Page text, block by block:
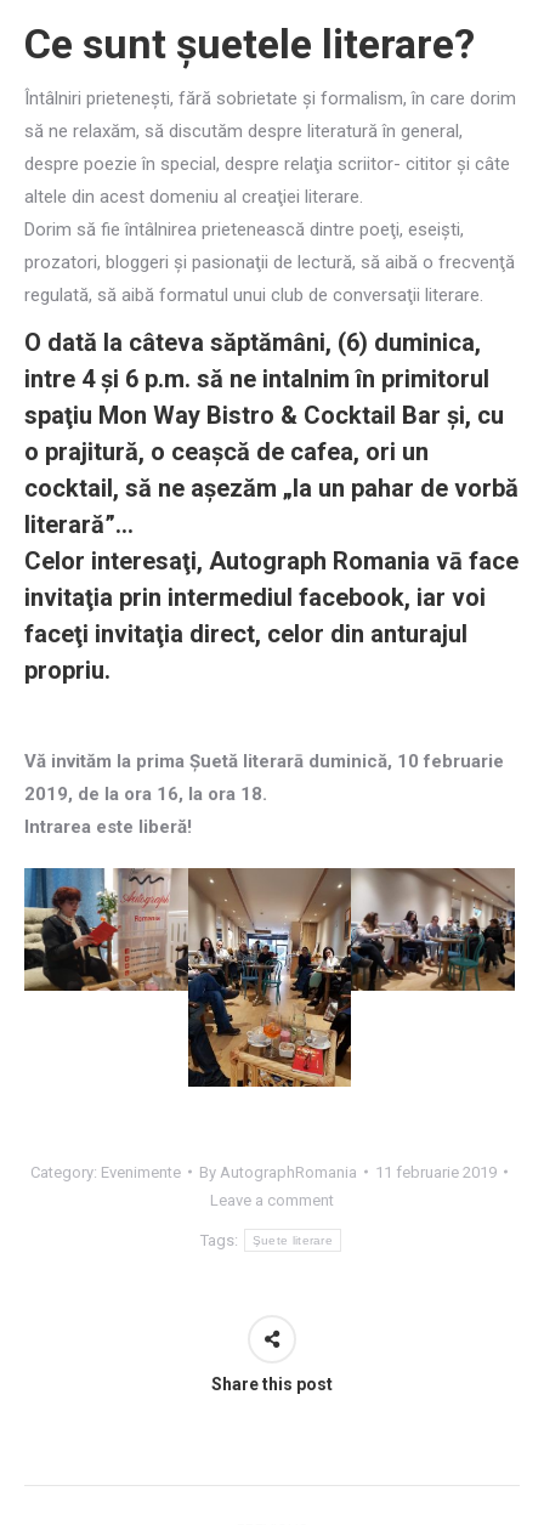
Ce sunt şuetele literare?
Întâlniri prieteneşti, fără sobrietate şi formalism, în care dorim
să ne relaxăm, să discutăm despre literatură în general,
despre poezie în special, despre relaţia scriitor- cititor şi câte
altele din acest domeniu al creaţiei literare.
Dorim să fie întâlnirea prietenească dintre poeţi, eseişti,
prozatori, bloggeri şi pasionaţii de lectură, să aibă o frecvenţă
regulată, să aibă formatul unui club de conversaţii literare.
O dată la câteva săptămâni, (6) duminica,
intre 4 şi 6 p.m. să ne intalnim în primitorul
spaţiu Mon Way Bistro & Cocktail Bar şi, cu
o prajitură, o ceaşcă de cafea, ori un
cocktail, să ne aşezăm „la un pahar de vorbă
literară”…
Celor interesaţi, Autograph Romania vā face
invitaţia prin intermediul facebook, iar voi
faceţi invitaţia direct, celor din anturajul
propriu.
Vă invităm la prima Şuetă literarā duminică, 10 februarie
2019, de la ora 16, la ora 18.
Intrarea este liberă!
Category: Evenimente By AutographRomania
11 februarie 2019
Leave a comment
Tags: Şuete literare
Share this post